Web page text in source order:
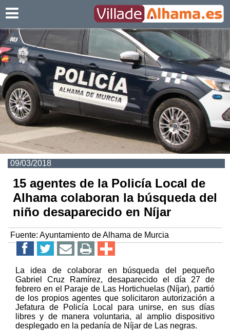
09/03/2018
15 agentes de la Policía Local de
Alhama colaboran la búsqueda del
niño desaparecido en Níjar
Fuente: Ayuntamiento de Alhama de Murcia
La idea de colaborar en búsqueda del pequeño
Gabriel Cruz Ramírez, desaparecido el día 27 de
febrero en el Paraje de Las Hortichuelas (Níjar), partió
de los propios agentes que solicitaron autorización a
Jefatura de Policía Local para unirse, en sus días
libres y de manera voluntaria, al amplio dispositivo
desplegado en la pedanía de Níjar de Las negras.